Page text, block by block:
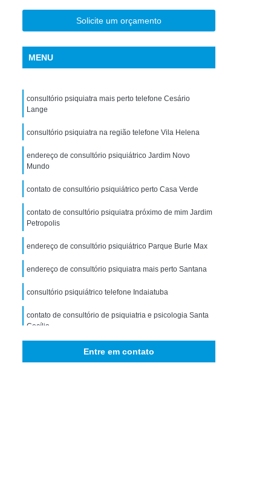
de Uso de Metanfetamina
de Uso de Substância
de Uso de êxtase
Tratamento Crise de Ansiedade
Tratamento para Ansiedade e Depressão
Interior de São Paulo
Transtorno de Ansiedade
de Ansiedade Generalizada
para Ansiedade
em Dependência
em Dependência de Drogas
em Dependência de álcool
Psiquiátrica
Comorbidade Drogadicta
em Dependência
em Dependência de Drogas
em Dependência Drogas Sintéticas
Solicite um orçamento
MENU
consultório psiquiatra mais perto telefone Cesário
Lange
consultório psiquiatra na região telefone Vila Helena
endereço de consultório psiquiátrico Jardim Novo
Mundo
contato de consultório psiquiátrico perto Casa Verde
contato de consultório psiquiatra próximo de mim Jardim
Petropolis
endereço de consultório psiquiátrico Parque Burle Max
endereço de consultório psiquiatra mais perto Santana
consultório psiquiátrico telefone Indaiatuba
contato de consultório de psiquiatria e psicologia Santa
Cecília
consultório psiquiatra Vila Sabará
Entre em contato